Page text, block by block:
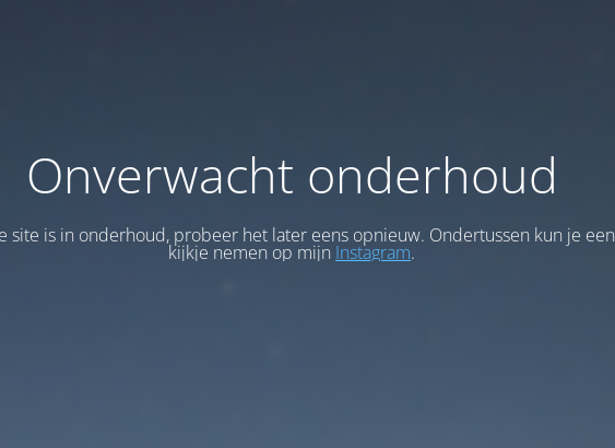
Onverwacht onderhoud
site is in onderhoud, probeer het later eens opnieuw. Ondertussen kun je een
kijkje nemen op mijn Instagram.